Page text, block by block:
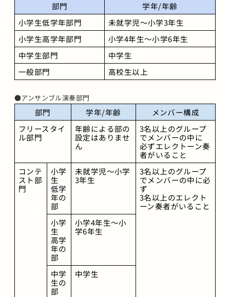
部門
学年/年齢
小学生低学年部門
未就学児～小学3年生
小学生高学年部門
小学4年生～小学6年生
中学生部門
中学生
一般部門
高校生以上
●アンサンブル演奏部門
部門 学年/年齢
メンバー構成
フリースタイ
ル部門
年齢による部の
設定はありませ
ん
3名以上のグループ
でメンバーの中に
必ずエレクトーン奏
者がいること
コンテ
スト部
門
小学
生
低学
年の
部
未就学児～小学
3年生
3名以上のグループ
でメンバーの中に必
ず
3名以上のエレクト
ーン奏者がいること
小学
生
高学
年の
部
小学4年生～小
学6年生
中学
生の
部
中学生